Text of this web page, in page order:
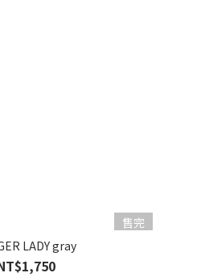
售完
LADY gray